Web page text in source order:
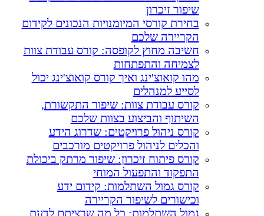
שיפור זיכרון
בחירת קורסי המיומנויות הנכונים לקידום
הקריירה שלכם
חשיבה מחוץ לקופסה: קורס עבודת צוות
לצמיחה והתפתחות
מהו קואוצ'ינג ואיך קורס קואוצ'ינג יכול
לסייע למנהלים
קורס עבודת צוות: שיפור התקשורת,
השיתוף והביצוע בצוות שלכם
קורס ניהול פרויקטים: שדרוג הידע
והכלים לניהול פרויקטים מורכבים
קורס פיתוח זיכרון: שיפור מרתק ביכולת
התפקוד והתפעול המוחי
קורס גמול השתלמות: קידום ידע
וכישורים לשיפור הקריירה
גמול השתלמות: כל מה שרציתם לדעת